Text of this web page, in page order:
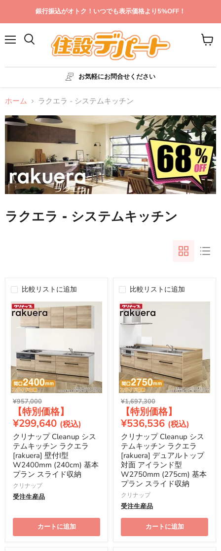
銀行振込がオトク！いつでも表示価格より5%OFF！
お気軽にお問合せください
カ
ト
ホーム ラクエラ - システムキッチン
ラクエラ - システムキッチン
比較リストに追加
元
価
格
¥957,000
在
の
価
¥299,640
クリナップ Cleanup シス
テムキッチン ラクエラ
[rakuera] 壁付I型
W2400mm (240cm) 基本
プラン スライド収納
クリナップ
受注生産品
カートに追加
比較リストに追加
元
価
格
¥1,697,300
在
の
価
格
¥536,536
クリナップ Cleanup シス
テムキッチン ラクエラ
[rakuera] デュアルトップ
対面 アイランド型
W2750mm (275cm) 基本
プラン スライド収納
クリナップ
受注生産品
カートに追加